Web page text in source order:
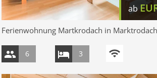
ab
Ferienwohnung Martkrodach in Marktrodach
6 3